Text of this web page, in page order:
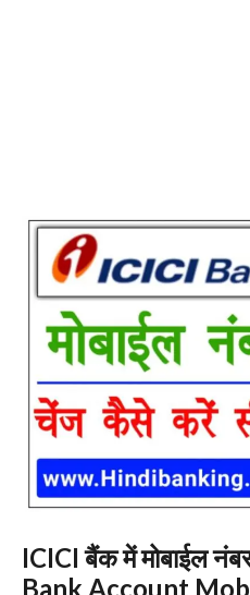
ICICI बैंक में मोबाईल
Bank Account